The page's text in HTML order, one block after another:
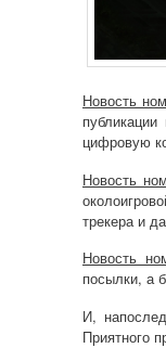
Новость
цифровую
Новость
трекера и
Новость
посылки, а
И,
Приятного